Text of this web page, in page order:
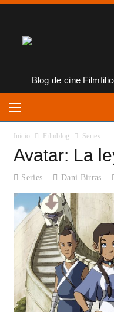
Inicio Filmblog Series
Avatar: La
Series Dani Birras